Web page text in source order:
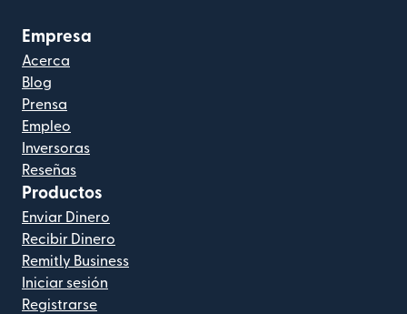
Empresa
Acerca
Blog
Prensa
Empleo
Inversoras
Reseñas
Productos
Enviar Dinero
Recibir Dinero
Remitly Business
Iniciar sesión
Registrarse